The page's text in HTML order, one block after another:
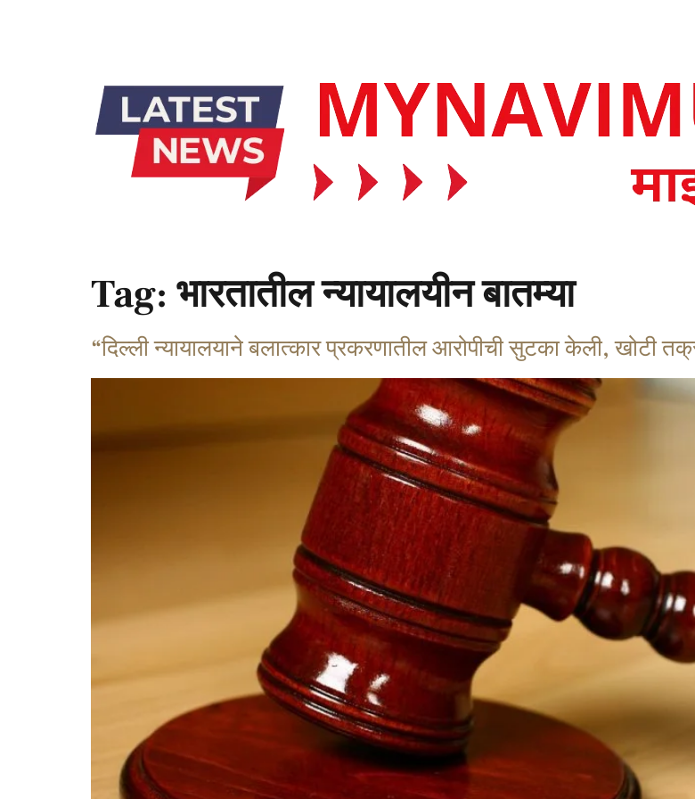
Tag: भारतातील न्यायालयीन बातम्या
“दिल्ली न्यायालयाने बलात्कार प्रकरणातील आरोपीची सुटका केली, खोटी